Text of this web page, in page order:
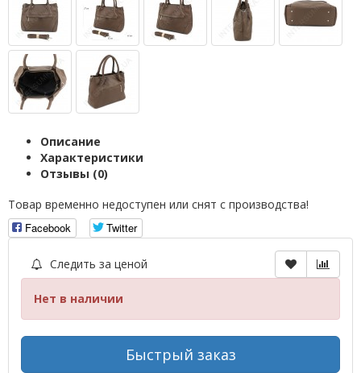
Описание
Характеристики
Отзывы (0)
Товар временно недоступен или снят с производства!
Facebook
Twitter
Следить за ценой
Нет в наличии
Быстрый заказ